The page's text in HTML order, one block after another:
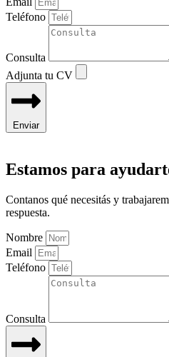
Teléfono
Consulta
Adjunta tu CV
Enviar
Estamos para
Contanos qué necesitás y
respuesta.
Nombre
Email
Teléfono
Consulta